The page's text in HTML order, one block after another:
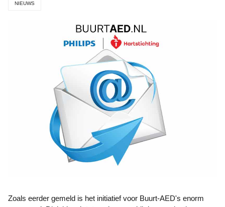
NIEUWS
Zoals eerder gemeld is het initiatief voor Buurt-AED's enorm